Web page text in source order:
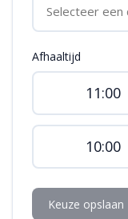
Afhaaltijd
11:00
10:00
Keuze opslaan